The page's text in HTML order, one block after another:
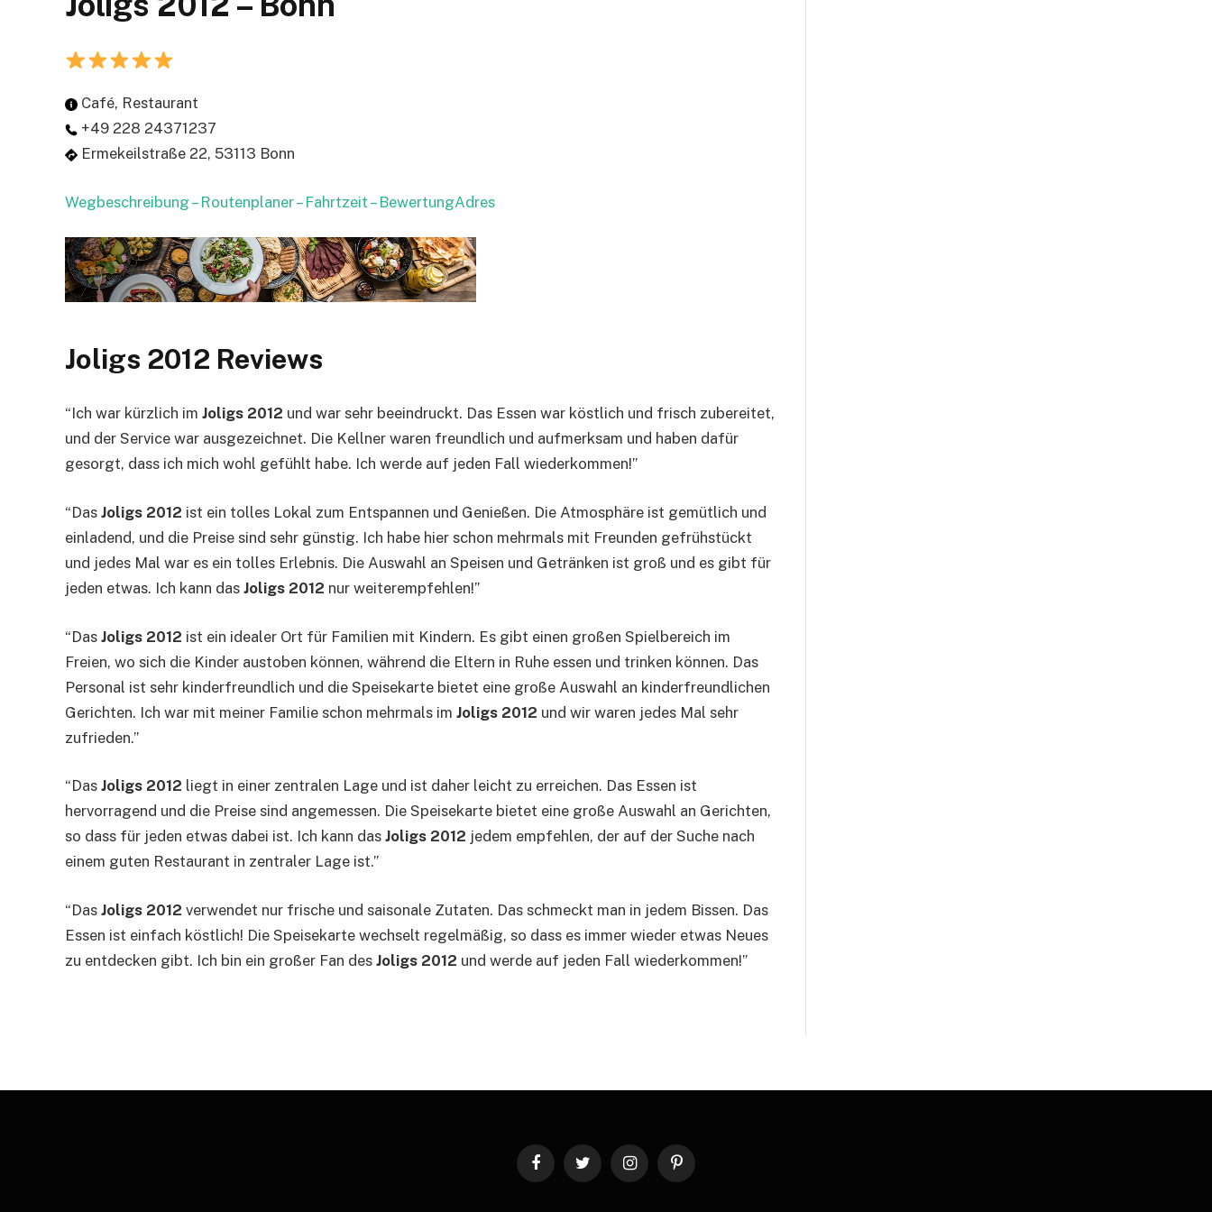
Café, Restaurant
+49 228 24371237
Ermekeilstraße 22, 53113 Bonn
Wegbeschreibung – Routenplaner – Fahrtzeit – BewertungAdres
Joligs 2012 Reviews
“Ich war kürzlich im Joligs 2012 und war sehr beeindruckt. Das Essen war köstlich und frisch zubereitet,
und der Service war ausgezeichnet. Die Kellner waren freundlich und aufmerksam und haben dafür
gesorgt, dass ich mich wohl gefühlt habe. Ich werde auf jeden Fall wiederkommen!”
“Das Joligs 2012 ist ein tolles Lokal zum Entspannen und Genießen. Die Atmosphäre ist gemütlich und
einladend, und die Preise sind sehr günstig. Ich habe hier schon mehrmals mit Freunden gefrühstückt
und jedes Mal war es ein tolles Erlebnis. Die Auswahl an Speisen und Getränken ist groß und es gibt für
jeden etwas. Ich kann das Joligs 2012 nur weiterempfehlen!”
“Das Joligs 2012 ist ein idealer Ort für Familien mit Kindern. Es gibt einen großen Spielbereich im
Freien, wo sich die Kinder austoben können, während die Eltern in Ruhe essen und trinken können. Das
Personal ist sehr kinderfreundlich und die Speisekarte bietet eine große Auswahl an kinderfreundlichen
Gerichten. Ich war mit meiner Familie schon mehrmals im Joligs 2012 und wir waren jedes Mal sehr
zufrieden.”
“Das Joligs 2012 liegt in einer zentralen Lage und ist daher leicht zu erreichen. Das Essen ist
hervorragend und die Preise sind angemessen. Die Speisekarte bietet eine große Auswahl an Gerichten,
so dass für jeden etwas dabei ist. Ich kann das Joligs 2012 jedem empfehlen, der auf der Suche nach
einem guten Restaurant in zentraler Lage ist.”
“Das Joligs 2012 verwendet nur frische und saisonale Zutaten. Das schmeckt man in jedem Bissen. Das
Essen ist einfach köstlich! Die Speisekarte wechselt regelmäßig, so dass es immer wieder etwas Neues
zu entdecken gibt. Ich bin ein großer Fan des Joligs 2012 und werde auf jeden Fall wiederkommen!”
FacebookTwitter InstagramPinterest